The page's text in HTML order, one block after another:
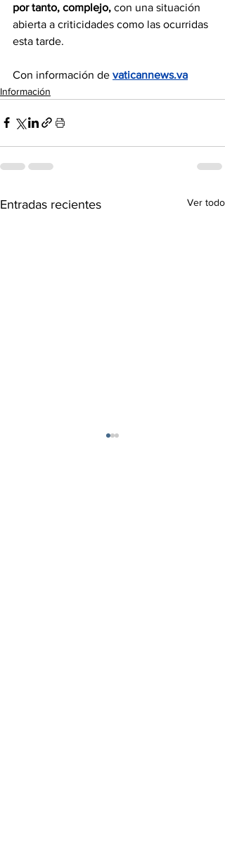
por tanto, complejo, con una situación
abierta a criticidades como las ocurridas
esta tarde.
Con información de vaticannews.va
Información
Entradas recientes Ver todo